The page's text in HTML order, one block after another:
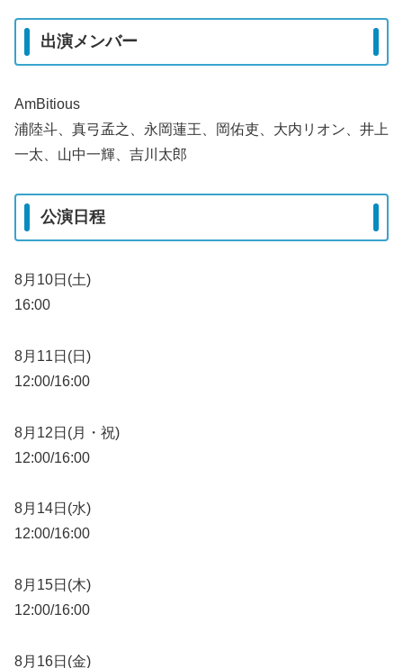
出演メンバー
AmBitious
浦陸斗、真弓孟之、永岡蓮王、岡佑吏、大内リオン、井上
一太、山中一輝、吉川太郎
公演日程
8月10日(土)
16:00
8月11日(日)
12:00/16:00
8月12日(月・祝)
12:00/16:00
8月14日(水)
12:00/16:00
8月15日(木)
12:00/16:00
8月16日(金)